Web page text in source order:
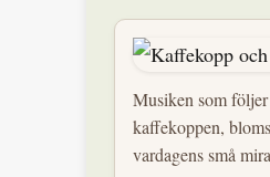
Musiken som
kaffekoppen,
vardagens små